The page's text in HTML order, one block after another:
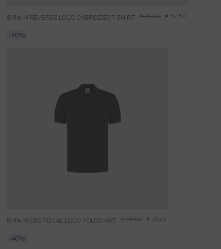
€ 75,00 € 52,50
BMW M REVERSE LOGO OVERSIZED T-SHIRT
-30%
€ 69,00 € 41,40
BMW MICRO TONAL LOGO POLOSHIRT
-40%